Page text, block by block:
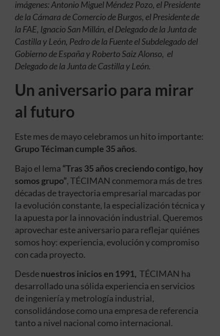
imágenes: Antonio Miguel Méndez Pozo, el Presidente
de la Cámara de Comercio de Burgos, el Presidente de
la FAE, Ignacio San Millán, el Delegado de la Junta de
Castilla y León, Pedro de la Fuenteel Subdelegado del
Gobierno de España y Roberto Saiz Alonso, el
Delegado de la Junta de Castilla y León.
Un aniversario para mirar
al futuro
Este mes de mayo celebramos un hito importante:
Grupo Téciman cumple 35 años.
Bajo el lema “Tras 35 años creciendo contigo, hoy
somos grupo”, TÉCIMAN conmemora más de tres
décadas de trayectoria empresarial marcadas por
la evolución constante, la especialización técnica y
la apuesta por la innovación industrial. Queremos
aprovechar este aniversario para reflejar quiénes
somos hoy: experiencia, evolución y compromiso
con cada proyecto.
Desdenuestros inicios en 1991, TÉCIMAN ha
desarrollado una sólida experiencia en servicios
de ingeniería y metrología industrial,
consolidándose como una empresa de referencia
tanto a nivel nacional como internacional.